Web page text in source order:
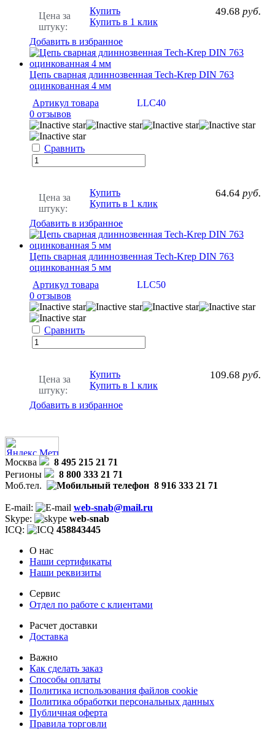
Цена за
штуку:
49.68 руб.
Купить
Купить в 1 клик
Добавить в избранное
Цепь сварная длиннозвенная Tech-Krep DIN 763
оцинкованная 4 мм
Артикул товара
LLC40
0 отзывов
Сравнить
Цена за
штуку:
64.64 руб.
Купить
Купить в 1 клик
Добавить в избранное
Цепь сварная длиннозвенная Tech-Krep DIN 763
оцинкованная 5 мм
Артикул товара
LLC50
0 отзывов
Сравнить
Цена за
штуку:
109.68 руб.
Купить
Купить в 1 клик
Добавить в избранное
Москва
8 495 215 21 71
Регионы
8 800 333 21 71
Моб.тел.
8 916 333 21 71
E-mail:
web-snab@mail.ru
Skype:
web-snab
ICQ:
458843445
О нас
Наши сертификаты
Наши реквизиты
Сервис
Отдел по работе с клиентами
Расчет доставки
Доставка
Важно
Как сделать заказ
Способы оплаты
Политика использования файлов cookie
Политика обработки персональных данных
Публичная оферта
Правила торговли